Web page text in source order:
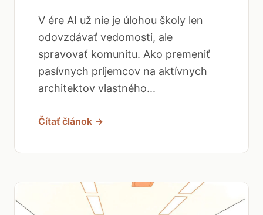
V ére AI už nie je úlohou školy len
odovzdávať vedomosti, ale
spravovať komunitu. Ako premeniť
pasívnych príjemcov na aktívnych
architektov vlastného...
Čítať článok →